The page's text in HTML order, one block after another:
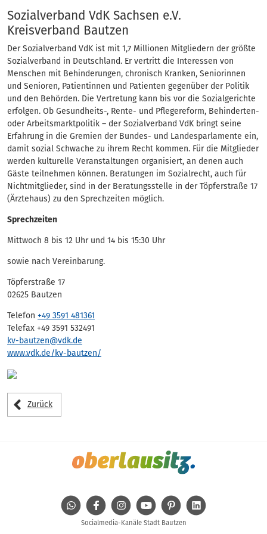
Eintrag
Sozialverband VdK Sachsen e.V.
Kreisverband Bautzen
Der Sozialverband VdK ist mit 1,7 Millionen Mitgliedern der größte
Sozialverband in Deutschland. Er vertritt die Interessen von
Menschen mit Behinderungen, chronisch Kranken, Seniorinnen
und Senioren, Patientinnen und Patienten gegenüber der Politik
und den Behörden. Die Vertretung kann bis vor die Sozialgerichte
erfolgen. Ob Gesundheits-, Rente- und Pflegereform, Behinderten-
oder Arbeitsmarktpolitik – der Sozialverband VdK bringt seine
Erfahrung in die Gremien der Bundes- und Landesparlamente ein,
damit sozial Schwache zu ihrem Recht kommen. Für die Mitglieder
werden kulturelle Veranstaltungen organisiert, an denen auch
Gäste teilnehmen können. Beratungen im Sozialrecht, auch für
Nichtmitglieder, sind in der Beratungsstelle in der Töpferstraße 17
(Ärztehaus) zu den Sprechzeiten möglich.
Sprechzeiten
Mittwoch 8 bis 12 Uhr und 14 bis 15:30 Uhr
sowie nach Vereinbarung.
Töpferstraße 17
02625 Bautzen
Telefon +49 3591 481361
Telefax +49 3591 532491
kv-bautzen@vdk.de
www.vdk.de/kv-bautzen/
Zurück
WhatsAppFacebookInstagramYoutube Pinterest
Socialmedia-Kanäle Stadt Bautzen